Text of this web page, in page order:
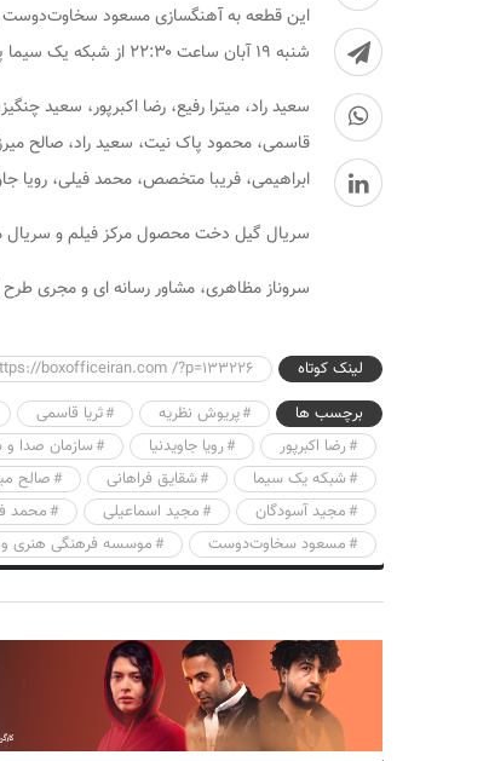
این قطعه به آهنگسازی مسعود
شنبه ۱۹ آبان ساعت ۲۲:۳۰ از شبکه یک سیما پخش می‌شود.
سعید راد، میترا رفیع، رضا اکبرپور، سعید
قاسمی، محمود پاک نیت، سعید راد، صالح
ابراهیمی، فریبا متخصص، محمد فیلی، رویا
سریال گیل دختمحصول مرکز فیلم و
سروناز مظاهری، مشاور رسانه ای و مجری
لینک کوتاه
boxofficeiran.com /?p=133226
برچسب ها
پریوش نظریه ثریا قاسمی
رضا اکبرپور
رویا جاویدنیا سازمان صدا و
شبکه یک سیما
شقایق فراهانی صالح
مجید آسودگان
مجید اسماعیلی محمد
مسعود سخاوت‌دوست
موسسه فرهنگی هنری